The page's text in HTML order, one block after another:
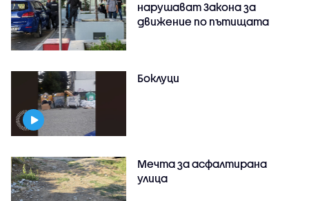
нарушават Закона за
движение по пътищата
Боклуци
Мечта за асфалтирана
улица